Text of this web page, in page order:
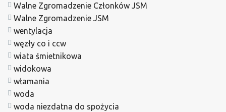
Walne Zgromadzenie Członków JSM
Walne Zgromadzenie JSM
wentylacja
węzły co i ccw
wiata śmietnikowa
widokowa
włamania
woda
woda niezdatna do spożycia